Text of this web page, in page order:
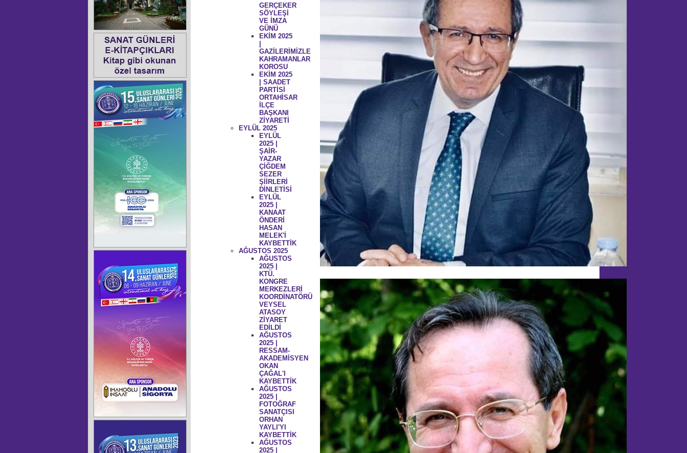
GERÇEKER
SÖYLEŞİ
VE İMZA
GÜNÜ
EKİM 2025
GAZİLERİMİZLE
KAHRAMANLAR
KOROSU
EKİM 2025
| SAADET
PARTİSİ
ORTAHİSAR
İLÇE
BAŞKANI
ZİYARETİ
EYLÜL 2025
EYLÜL
2025 |
ŞAİR-
YAZAR
ÇİĞDEM
SEZER
ŞİİRLERİ
DİNLETİSİ
EYLÜL
2025 |
KANAAT
ÖNDERİ
HASAN
MELEK'İ
KAYBETTİK
AĞUSTOS 2025
AĞUSTOS
2025 |
KTÜ.
KONGRE
MERKEZLERİ
KOORDİNATÖRÜ
VEYSEL
ATASOY
ZİYARET
EDİLDİ
AĞUSTOS
2025 |
RESSAM-
AKADEMİSYEN
OKAN
ÇAĞAL'I
KAYBETTİK
AĞUSTOS
2025 |
FOTOĞRAF
SANATÇISI
ORHAN
YAYLI'YI
KAYBETTİK
AĞUSTOS
2025 |